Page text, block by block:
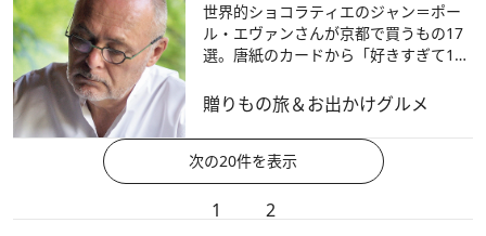
世界的ショコラティエのジャン＝ポー
ル・エヴァンさんが京都で買うもの17
選。唐紙のカードから「好きすぎて10
事2025】
贈りもの旅＆お出かけグルメ
次の20件を表示
1 2